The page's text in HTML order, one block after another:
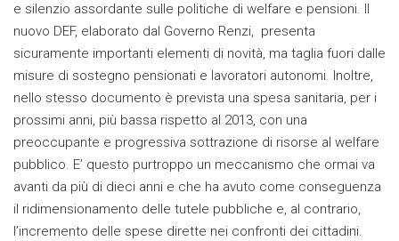
e silenzio assordante sulle politiche di welfare e pensioni. Il
nuovo DEF, elaborato dal Governo Renzi, presenta
sicuramente importanti elementi di novità, ma taglia fuori dalle
misure di sostegno pensionati e lavoratori autonomi. Inoltre,
nello stesso documento è prevista una spesa sanitaria, per i
prossimi anni, più bassa rispetto al 2013, con una
preoccupante e progressiva sottrazione di risorse al welfare
pubblico. E’ questo purtroppo un meccanismo che ormai va
avanti da più di dieci anni e che ha avuto come conseguenza
il ridimensionamento delle tutele pubbliche e, al contrario,
l’incremento delle spese dirette nei confronti dei cittadini.